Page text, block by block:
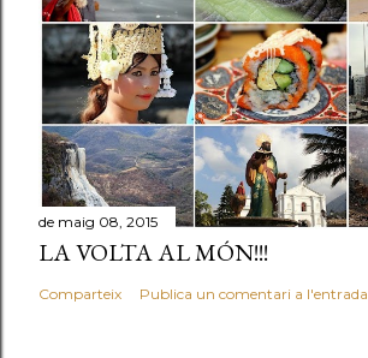
de maig 08, 2015
LA VOLTA AL MÓN!!!
Comparteix Publica un comentari a l'entrada